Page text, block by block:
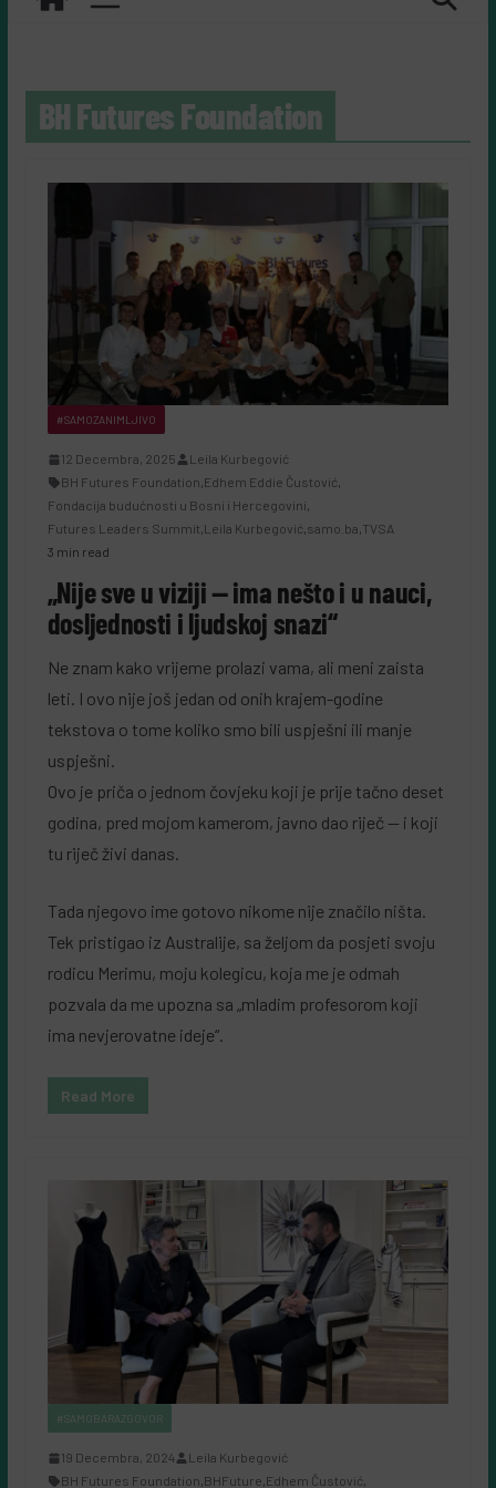
BH Futures Foundation
#SAMOZANIMLJIVO
12 Decembra, 2025
Leila Kurbegović
BH Futures Foundation,Edhem Eddie Čustović,
Fondacija budućnosti u Bosni i Hercegovini,
Futures Leaders Summit,Leila Kurbegović,samo.ba,TVSA
3 min read
„Nije sve u viziji — ima nešto i u nauci,
dosljednosti i ljudskoj snazi“
Ne znam kako vrijeme prolazi vama, ali meni zaista
leti. I ovo nije još jedan od onih krajem-godine
tekstova o tome koliko smo bili uspješni ili manje
uspješni.
Ovo je priča o jednom čovjeku koji je prije tačno deset
godina, pred mojom kamerom, javno dao riječ — i koji
tu riječ živi danas.
Tada njegovo ime gotovo nikome nije značilo ništa.
Tek pristigao iz Australije, sa željom da posjeti svoju
rodicu Merimu, moju kolegicu, koja me je odmah
pozvala da me upozna sa „mladim profesorom koji
ima nevjerovatne ideje“.
Read More
#SAMOBARAZGOVOR
19 Decembra, 2024
Leila Kurbegović
BH Futures Foundation,BHFuture,Edhem Čustović,